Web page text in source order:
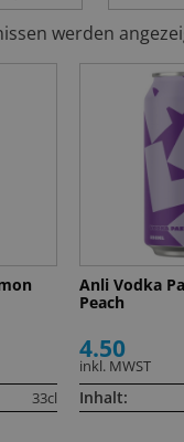
werden
33cl
Anli Vodka
Peach
4.50
inkl. MWST
Inhalt: